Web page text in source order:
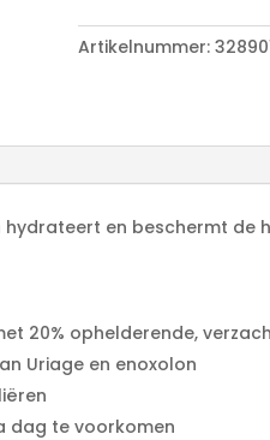
30ml
l
t
n
i
Artikelnummer:
en beschermt de
20% ophelderende,
Uriage en enoxolon
dag te voorkomen